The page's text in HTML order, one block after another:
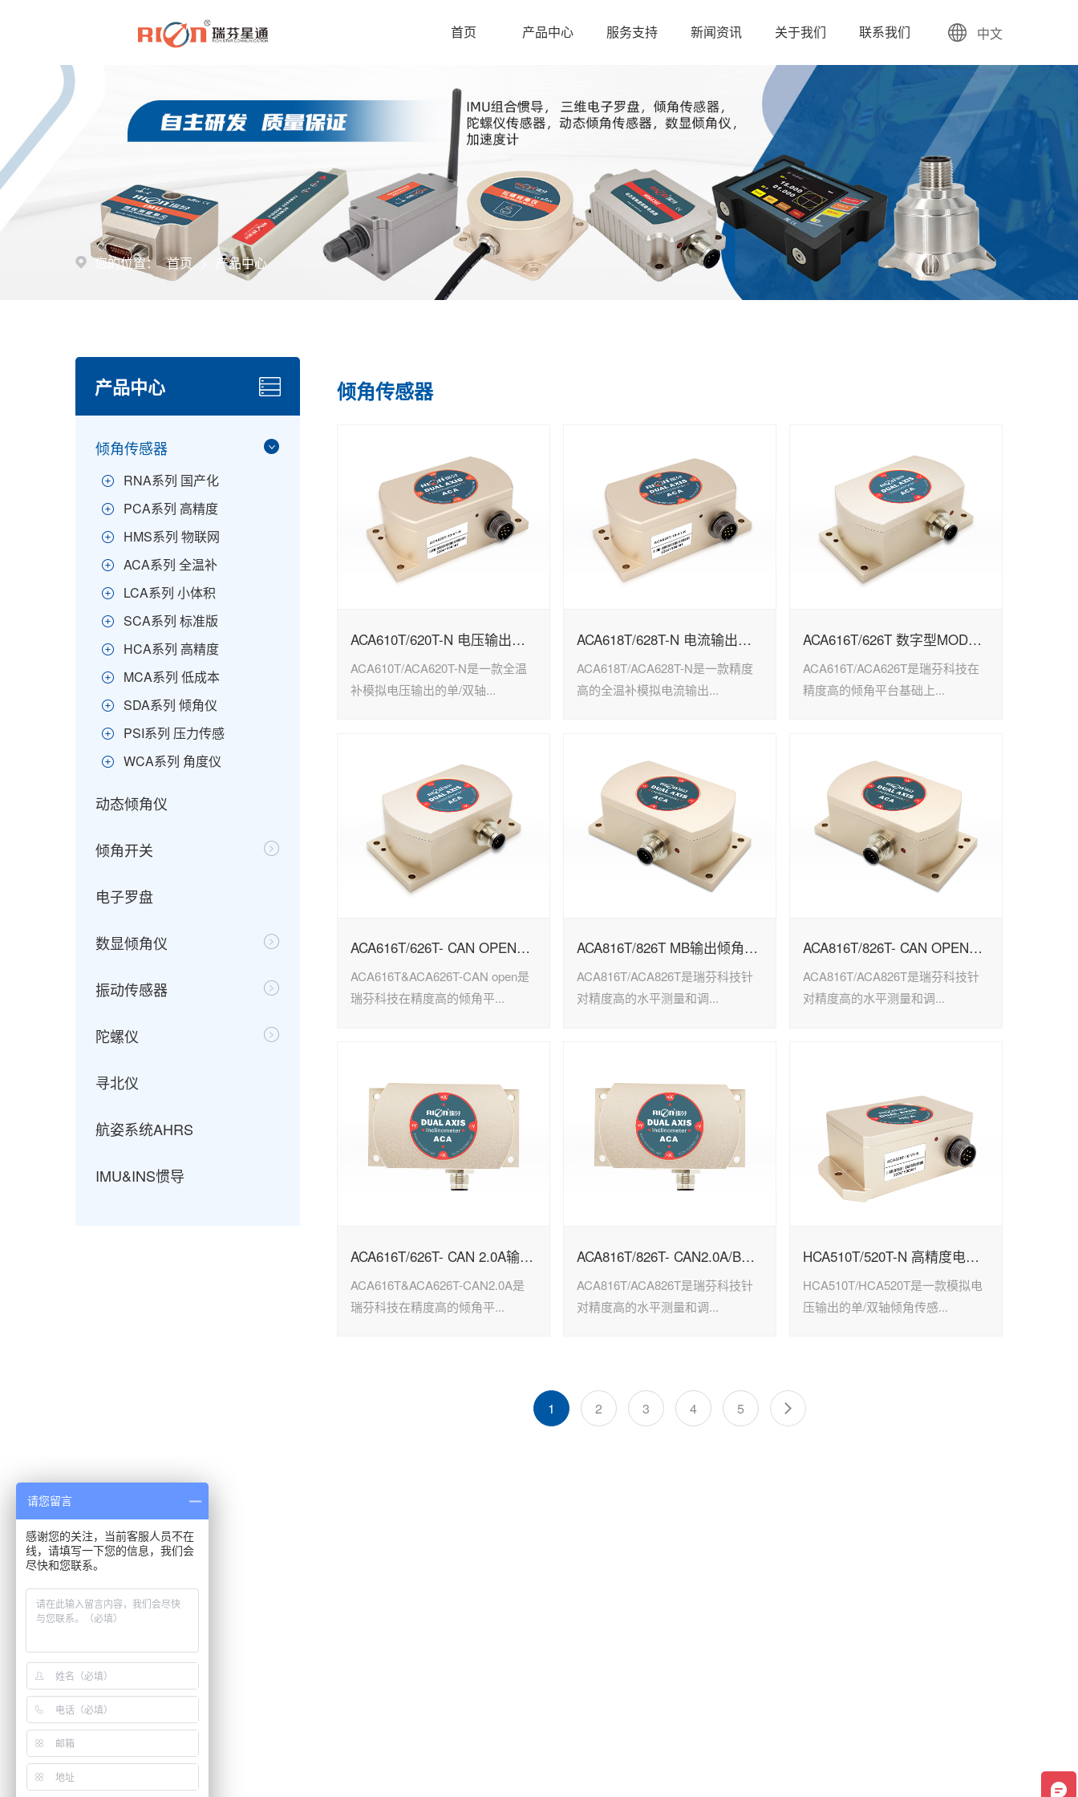
首页 产品中心 服务支持 新闻资讯 关于我们 联系我们 中文
您的位置： 首页 > 产品中心
产品中心
倾角传感器
RNA系列 国产化
PCA系列 高精度
HMS系列 物联网
ACA系列 全温补
LCA系列 小体积
SCA系列 标准版
HCA系列 高精度
MCA系列 低成本
SDA系列 倾角仪
PSI系列 压力传感
WCA系列 角度仪
动态倾角仪
倾角开关
电子罗盘
数显倾角仪
振动传感器
陀螺仪
寻北仪
航姿系统AHRS
IMU&INS惯导
倾角传感器
ACA610T/620T-N 电压输出型倾角传感器
ACA610T/ACA620T-N是一款全温
补模拟电压输出的单/双轴...
ACA618T/628T-N 电流输出倾角传感器
ACA618T/ACA628T-N是一款精度
高的全温补模拟电流输出...
ACA616T/626T 数字型MODBUS倾角传感器
ACA616T/ACA626T是瑞芬科技在
精度高的倾角平台基础上...
ACA616T/626T- CAN OPEN输出型倾角传感器
ACA616T&ACA626T-CAN open是
瑞芬科技在精度高的倾角平...
ACA816T/826T MB输出倾角传感器
ACA816T/ACA826T是瑞芬科技针
对精度高的水平测量和调...
ACA816T/826T- CAN OPEN输出型倾角传感器
ACA816T/ACA826T是瑞芬科技针
对精度高的水平测量和调...
ACA616T/626T- CAN 2.0A输出型倾角传感器
ACA616T&ACA626T-CAN2.0A是
瑞芬科技在精度高的倾角平...
ACA816T/826T- CAN2.0A/B全温补倾角传感器
ACA816T/ACA826T是瑞芬科技针
对精度高的水平测量和调...
HCA510T/520T-N 高精度电压输出型倾角传感器
HCA510T/HCA520T是一款模拟电
压输出的单/双轴倾角传感...
1 2 3 4 5
请您留言
感谢您的关注，当前客服人员不在
线，请填写一下您的信息，我们会
尽快和您联系。